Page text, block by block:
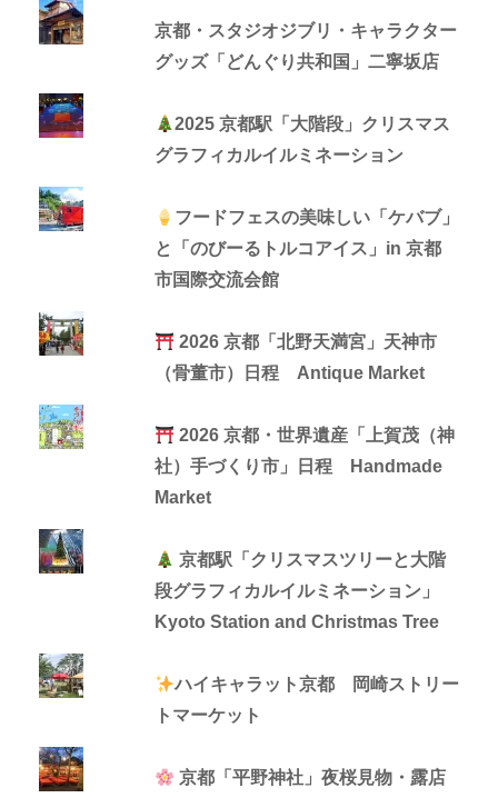
京都・スタジオジブリ・キャラクター
グッズ「どんぐり共和国」二寧坂店
2025 京都駅「大階段」クリスマス
グラフィカルイルミネーション
フードフェスの美味しい「ケバブ」
と「のびーるトルコアイス」in 京都
市国際交流会館
2026 京都「北野天満宮」天神市
（骨董市）日程 Antique Market
2026 京都・世界遺産「上賀茂（神
社）手づくり市」日程 Handmade
Market
京都駅「クリスマスツリーと大階
段グラフィカルイルミネーション」
Kyoto Station and Christmas Tree
ハイキャラット京都 岡崎ストリー
トマーケット
京都「平野神社」夜桜見物・露店